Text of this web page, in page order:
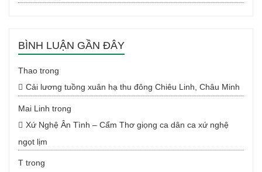
BÌNH LUẬN GẦN ĐÂY
Thao trong
Cải lương tuồng xuân hạ thu đông Chiêu Linh, Châu Minh
Mai Linh trong
Xứ Nghệ Ân Tình – Cẩm Thơ giọng ca dân ca xứ nghệ
ngọt lịm
T trong